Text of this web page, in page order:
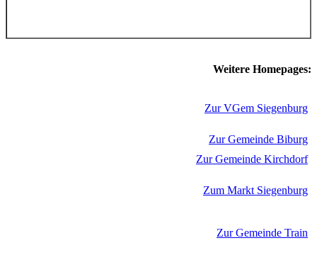
Weitere Homepages:
Zur VGem Siegenburg
Zur Gemeinde Biburg
Zur Gemeinde Kirchdorf
Zum Markt Siegenburg
Zur Gemeinde Train